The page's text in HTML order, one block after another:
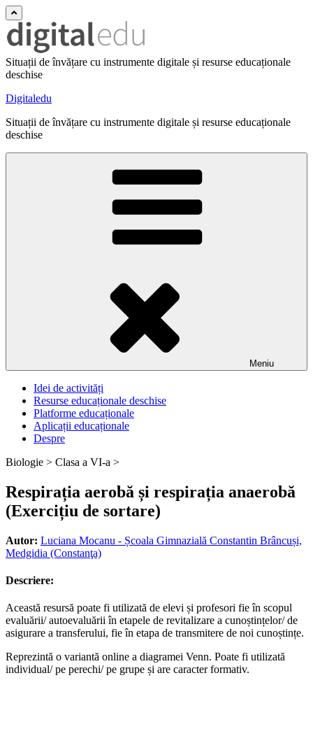
Situații de învățare cu instrumente digitale și resurse educaționale
deschise
Digitaledu
Situații de învățare cu instrumente digitale și resurse educaționale
deschise
Meniu
Idei de activități
Resurse educaționale deschise
Platforme educaționale
Aplicații educaționale
Despre
Biologie > Clasa a VI-a >
Respirația aerobă și respirația anaerobă
(Exercițiu de sortare)
Autor: Luciana Mocanu - Școala Gimnazială Constantin Brâncuși,
Medgidia (Constanţa)
Descriere:
Această resursă poate fi utilizată de elevi și profesori fie în scopul
evaluării/ autoevaluării în etapele de revitalizare a cunoștințelor/ de
asigurare a transferului, fie în etapa de transmitere de noi cunoștințe.
Reprezintă o variantă online a diagramei Venn. Poate fi utilizată
individual/ pe perechi/ pe grupe și are caracter formativ.